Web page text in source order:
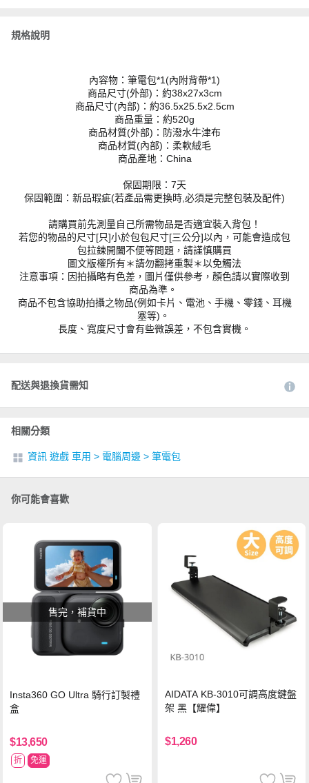
規格說明
內容物：筆電包*1(內附背帶*1)
商品尺寸(外部)：約38x27x3cm
商品尺寸(內部)：約36.5x25.5x2.5cm
商品重量：約520g
商品材質(外部)：防潑水牛津布
商品材質(內部)：柔軟絨毛
商品產地：China
保固期限：7天
保固範圍：新品瑕疵(若產品需更換時,必須是完整包裝及配件)
請購買前先測量自己所需物品是否適宜裝入背包！
若您的物品的尺寸[只]小於包包尺寸[三公分]以內，可能會造成包
包拉鍊開闔不便等問題，請謹慎購買
圖文版權所有＊請勿翻拷重製＊以免觸法
注意事項：因拍攝略有色差，圖片僅供參考，顏色請以實際收到
商品為準。
商品不包含協助拍攝之物品(例如卡片、電池、手機、零錢、耳機
塞等)。
長度、寬度尺寸會有些微誤差，不包含實機。
配送與退換貨需知
相關分類
資訊 遊戲 車用 > 電腦周邊 > 筆電包
你可能會喜歡
售完，補貨中
Insta360 GO Ultra 騎行訂製禮
盒
$13,650
折 免運
AIDATA KB-3010可調高度鍵盤
架 黑【耀偉】
$1,260